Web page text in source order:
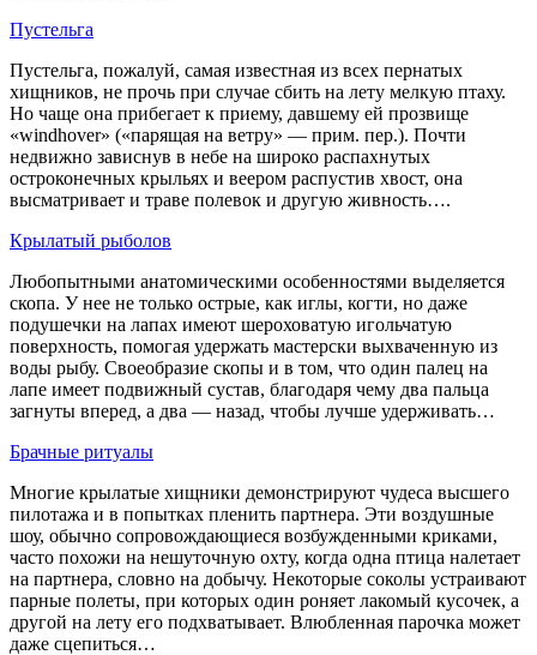
Пустельга
Пустельга, пожалуй, самая известная из всех пернатых
хищников, не прочь при случае сбить на лету мелкую птаху.
Но чаще она прибегает к приему, давшему ей прозвище
«windhover» («парящая на ветру» — прим. пep.). Почти
недвижно зависнув в небе на широко распахнутых
остроконечных крыльях и веером распустив хвост, она
высматривает и траве полевок и другую живность….
Крылатый рыболов
Любопытными анатомическими особенностями выделяется
скопа. У нее не только острые, как иглы, когти, но даже
подушечки на лапах имеют шероховатую игольчатую
поверхность, помогая удержать мастерски выхваченную из
воды рыбу. Своеобразие скопы и в том, что один палец на
лапе имеет подвижный сустав, благодаря чему два пальца
загнуты вперед, а два — назад, чтобы лучше удерживать…
Брачные ритуалы
Многие крылатые хищники демонстрируют чудеса высшего
пилотажа и в попытках пленить партнера. Эти воздушные
шоу, обычно сопровождающиеся возбужденными криками,
часто похожи на нешуточную охту, когда одна птица налетает
на партнера, словно на добычу. Некоторые соколы устраивают
парные полеты, при которых один роняет лакомый кусочек, а
другой на лету его подхватывает. Влюбленная парочка может
даже сцепиться…